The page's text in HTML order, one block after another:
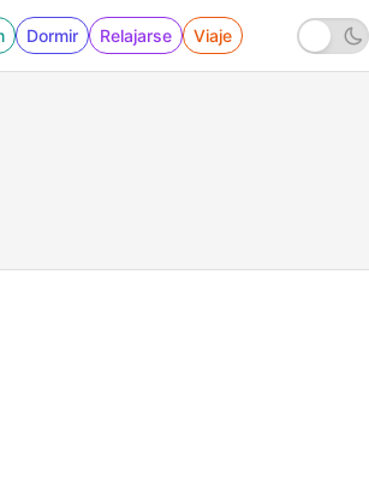
Dormir Relajarse Viaje